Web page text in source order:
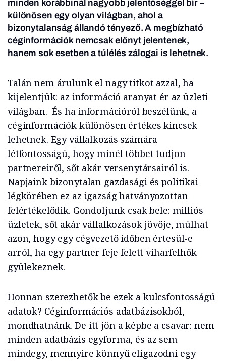
minden korábbinál nagyobb jelentőséggel bír –
különösen egy olyan világban, ahol a
bizonytalanság állandó tényező. A megbízható
céginformációk nemcsak előnyt jelentenek,
hanem sok esetben a túlélés zálogai is lehetnek.
Talán nem árulunk el nagy titkot azzal, ha
kijelentjük: az információ aranyat ér az üzleti
világban. És ha információról beszélünk, a
céginformációk különösen értékes kincsek
lehetnek. Egy vállalkozás számára
létfontosságú, hogy minél többet tudjon
partnereiről, sőt akár versenytársairól is.
Napjaink bizonytalan gazdasági és politikai
légkörében ez az igazság hatványozottan
felértékelődik. Gondoljunk csak bele: milliós
üzletek, sőt akár vállalkozások jövője, múlhat
azon, hogy egy cégvezető időben értesül-e
arról, ha egy partner feje felett viharfelhők
gyülekeznek.
Honnan szerezhetők be ezek a kulcsfontosságú
adatok? Céginformációs adatbázisokból,
mondhatnánk. De itt jön a képbe a csavar: nem
minden adatbázis egyforma, és az sem
mindegy, mennyire könnyű eligazodni egy